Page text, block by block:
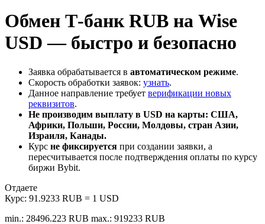
Обмен Т-банк RUB на Wise
USD — быстро и безопасно
Заявка обрабатывается в автоматическом режиме.
Скорость обработки заявок: узнать.
Данное направление требует верификации новых
реквизитов.
Не производим выплату в USD на карты: США,
Африки, Польши, России, Молдовы, стран Азии,
Израиля, Канады.
Курс не фиксируется при создании заявки, а
пересчитывается после подтверждения оплаты по курсу
биржи Bybit.
Отдаете
Курс: 91.9233 RUB = 1 USD
min.: 28496.223 RUB max.: 919233 RUB